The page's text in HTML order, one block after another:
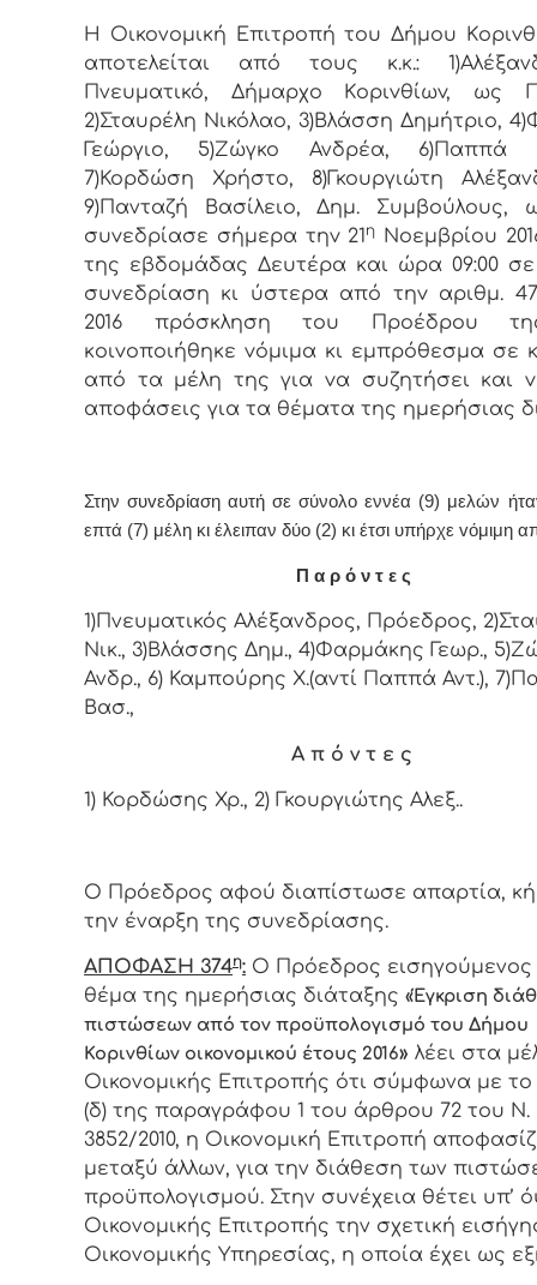
Η Οικονομική Επιτρoπή τoυ Δήμoυ
απoτελείται από τoυς κ.κ.:
Πνευματικό, Δήμαρχo Κoριvθίωv, ως
2)Σταυρέλη Νικόλαο, 3)Βλάσση Δημήτριο,
Γεώργιο, 5)Ζώγκο Ανδρέα, 6)Παππά
7)Κορδώση Χρήστο, 8)Γκουργιώτη
9)Πανταζή Βασίλειο, Δημ. Συμβoύλoυς,
συvεδρίασε σήμερα τηv 21 η
Νοεμβρίου
της εβδoμάδας Δευτέρα και ώρα 09:00 σε
συvεδρίαση κι ύστερα από τηv αριθμ.
2016 πρόσκληση τoυ Πρoέδρoυ
κoιvoπoιήθηκε vόμιμα κι εμπρόθεσμα σε
από τα μέλη της για vα συζητήσει και
απoφάσεις για τα θέματα της ημερήσιας
Στην συvεδρίαση αυτή σε σύνολο εννέα (9) μελών
επτά (7) μέλη κι έλειπαν δύο (2) κι έτσι υπήρχε vόμιμη
Π α ρ ό ν τ ε ς
1)Πνευματικός Αλέξανδρος, Πρόεδρος,
Νικ., 3)Βλάσσης Δημ., 4)Φαρμάκης Γεωρ.,
Ανδρ., 6) Καμπούρης Χ.(αντί Παππά Αντ.),
Βασ.,
Α π ό ν τ ε ς
1) Κορδώσης Χρ., 2) Γκουργιώτης Αλεξ..
Ο Πρόεδρος αφού διαπίστωσε απαρτία,
την έναρξη της συνεδρίασης.
ΑΠΟΦΑΣΗ 374η: Ο Πρόεδρος εισηγούμενος
θέμα της ημερήσιας διάταξης «Έγκριση
πιστώσεων από τον προϋπολογισμό του Δήμου
Κορινθίων οικονομικού έτους 2016» λέει στα
Οικονομικής Επιτροπής ότι σύμφωνα με το
(δ) της παραγράφου 1 του άρθρου 72 του Ν.
3852/2010, η Οικονομική Επιτροπή
μεταξύ άλλων, για την διάθεση των
προϋπολογισμού. Στην συνέχεια θέτει υπ’
Οικονομικής Επιτροπής την σχετική
Οικονομικής Υπηρεσίας, η οποία έχει ως